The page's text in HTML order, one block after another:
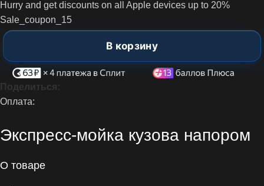
Hurry and get discounts on all Apple devices up to 20%
Sale_coupon_15
В корзину
Поделиться:
Оплата:
Экспресс-мойка кузова напором
О товаре